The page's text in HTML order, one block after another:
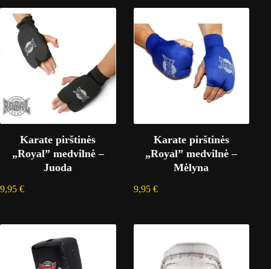
Karate pirštinės
„Royal” medvilnė –
Juoda
9,95 €
Karate pirštinės
„Royal” medvilnė –
Mėlyna
9,95 €